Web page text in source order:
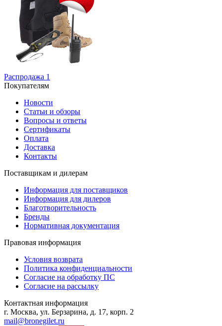
Распродажа 1
Покупателям
Новости
Статьи и обзоры
Вопросы и ответы
Сертификаты
Оплата
Доставка
Контакты
Поставщикам и дилерам
Информация для поставщиков
Информация для дилеров
Благотворительность
Бренды
Нормативная документация
Правовая информация
Условия возврата
Политика конфиденциальности
Согласие на обработку ПС
Согласие на рассылку
Контактная информация
г. Москва, ул. Берзарина, д. 17, корп. 2
mail@bronegilet.ru